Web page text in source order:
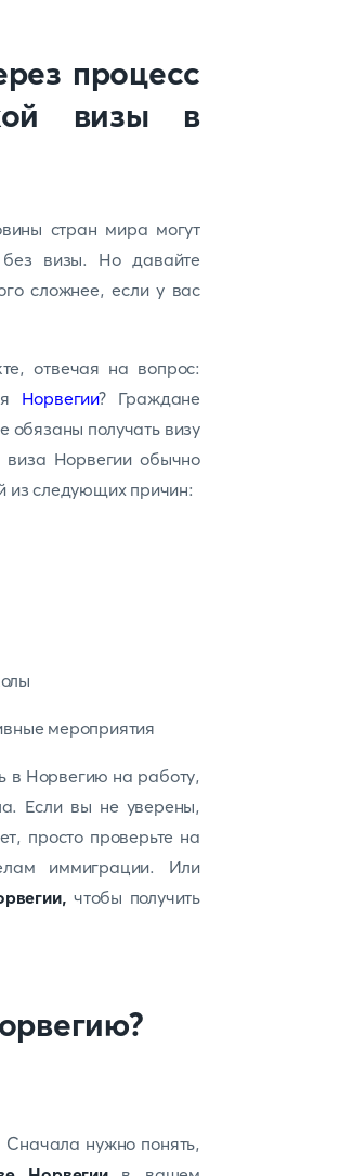
процесс
визы в
стран мира могут
визы. Но давайте
сложнее, если у вас
отвечая на вопрос:
Норвегии? Граждане
обязаны получать визу
Норвегии обычно
из следующих причин:
мероприятия
в Норвегию на работу,
Если вы не уверены,
просто проверьте на
иммиграции. Или
чтобы получить
нужно понять,